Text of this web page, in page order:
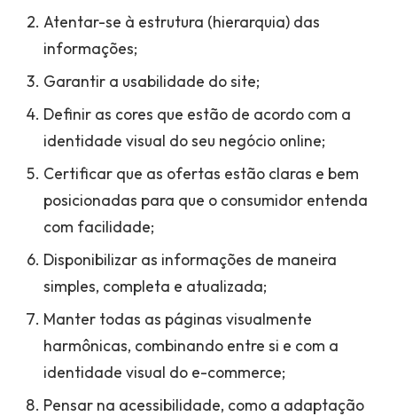
Atentar-se à estrutura (hierarquia) das
informações;
Garantir a usabilidade do site;
Definir as cores que estão de acordo com a
identidade visual do seu negócio online;
Certificar que as ofertas estão claras e bem
posicionadas para que o consumidor entenda
com facilidade;
Disponibilizar as informações de maneira
simples, completa e atualizada;
Manter todas as páginas visualmente
harmônicas, combinando entre si e com a
identidade visual do e-commerce;
Pensar na acessibilidade, como a adaptação